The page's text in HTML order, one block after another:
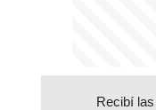
Recibí